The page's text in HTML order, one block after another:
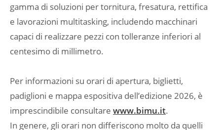
gamma di soluzioni per tornitura, fresatura, rettifica
e lavorazioni multitasking, includendo macchinari
capaci di realizzare pezzi con tolleranze inferiori al
centesimo di millimetro.
Per informazioni su orari di apertura, biglietti,
padiglioni e mappa espositiva dell’edizione 2026, è
imprescindibile consultare www.bimu.it.
In genere, gli orari non differiscono molto da quelli